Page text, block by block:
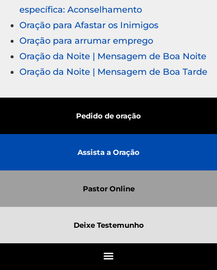
específica: Aconselhamento
Oração para Afastar os Inimigos
Oração para arrumar emprego
Oração da Noite | Mensagem de Boa Noite
Oração da Noite | Mensagem de Boa Tarde
Pedido de oração
Assista a Oração
Pastor Online
Deixe Testemunho